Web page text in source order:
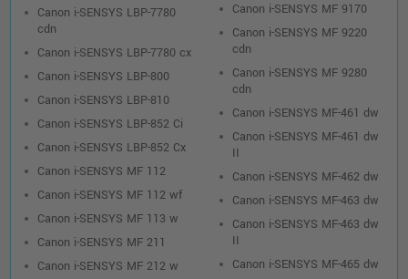
Canon i-SENSYS LBP-7780
cdn
Canon i-SENSYS LBP-7780 cx
Canon i-SENSYS LBP-800
Canon i-SENSYS LBP-810
Canon i-SENSYS LBP-852 Ci
Canon i-SENSYS LBP-852 Cx
Canon i-SENSYS MF 112
Canon i-SENSYS MF 112 wf
Canon i-SENSYS MF 113 w
Canon i-SENSYS MF 211
Canon i-SENSYS MF 212 w
Canon i-SENSYS MF 9170
Canon i-SENSYS MF 9220
cdn
Canon i-SENSYS MF 9280
cdn
Canon i-SENSYS MF-461 dw
Canon i-SENSYS MF-461 dw
II
Canon i-SENSYS MF-462 dw
Canon i-SENSYS MF-463 dw
Canon i-SENSYS MF-463 dw
II
Canon i-SENSYS MF-465 dw